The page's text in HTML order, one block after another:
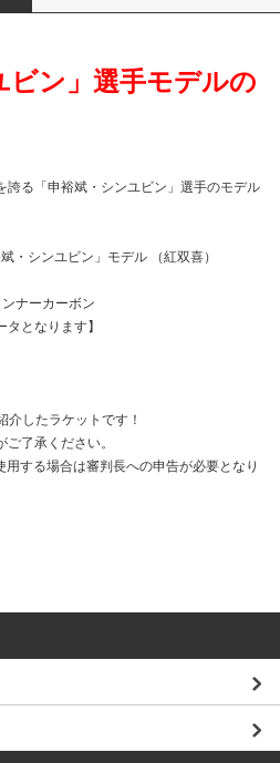
ビン」選手モデルの
誇る「申裕斌・シンユビン」選手のモデル
・シンユビン」モデル （紅双喜）
ナーカーボン
タとなります】
介したラケットです！
了承ください。
用する場合は審判長への申告が必要となり